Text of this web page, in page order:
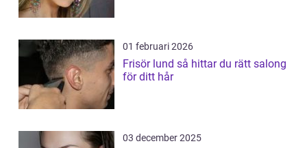
01 februari 2026
Frisör lund så hittar du rätt salong
för ditt hår
03 december 2025